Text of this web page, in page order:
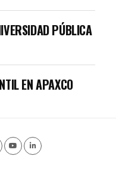
PÚBLICA
EN APAXCO